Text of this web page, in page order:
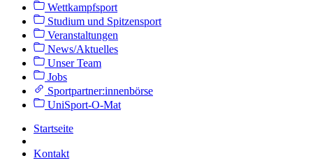
Wettkampfsport
Studium und Spitzensport
Veranstaltungen
News/Aktuelles
Unser Team
Jobs
Sportpartner:innenbörse
UniSport-O-Mat
Startseite
Kontakt